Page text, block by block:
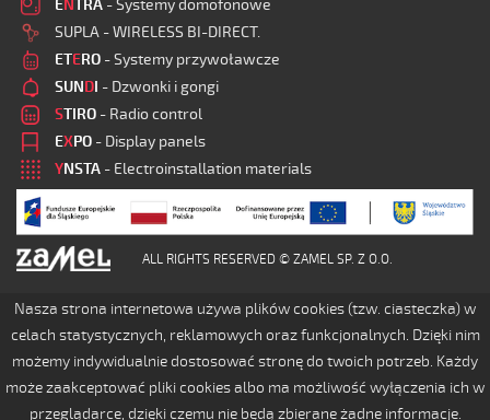
ENTRA - Systemy domofonowe
SUPLA - WIRELESS BI-DIRECT.
ETERO - Systemy przywoławcze
SUNDI - Dzwonki i gongi
STIRO - Radio control
EXPO - Display panels
YNSTA - Electroinstallation materials
ALL RIGHTS RESERVED © ZAMEL SP. Z O.O.
Nasza strona internetowa używa plików cookies (tzw. ciasteczka) w
celach statystycznych, reklamowych oraz funkcjonalnych. Dzięki nim
możemy indywidualnie dostosować stronę do twoich potrzeb. Każdy
może zaakceptować pliki cookies albo ma możliwość wyłączenia ich w
przeglądarce, dzięki czemu nie będą zbierane żadne informacje.